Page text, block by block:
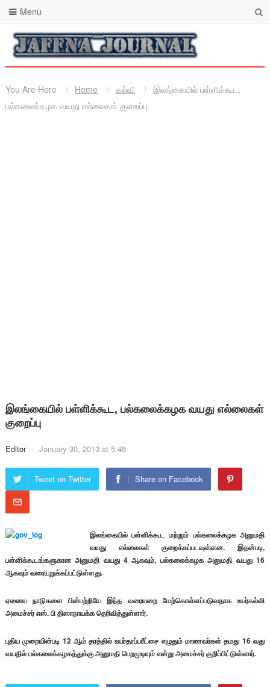
Menu
You Are Here Home கல்வி
இலங்கையில் பள்ளிக்கூட,
பல்கலைக்கழக வயது எல்லைகள் குறைப்பு
இலங்கையில் பள்ளிக்கூட, பல்கலைக்கழக வயது எல்லைகள்
குறைப்பு
Editor - January 30, 2013 at 5:48
Tweet on Twitter Share on Facebook
இலங்கையில் பள்ளிக்கூட மற்றும் பல்கலைக்கழக அனுமதி
வயது எல்லைகள் குறைக்கப்படவுள்ளன. இதன்படி,
பள்ளிக்கூடங்களுகான அனுமதி வயது 4 ஆகவும், பல்கலைக்கழக அனுமதி வயது 16
ஆகவும் வரையறுக்கப்பட்டுள்ளது.
ஏனைய நாடுகளை பின்பற்றியே இந்த வரையறை மேற்கொள்ளப்படுவதாக உயர்கல்வி
அமைச்சர் எஸ். பி திஸாநாயக்க தெரிவித்துள்ளார்.
புதிய முறையின்படி 12 ஆம் தரத்தில் உயர்தரப்பரீட்சை எழுதும் மாணவர்கள் தமது 16 வது
வயதில் பல்கலைக்கழகத்துக்கு அனுமதி பெறமுடியும் என்று அமைச்சர் குறிப்பிட்டுள்ளார்.